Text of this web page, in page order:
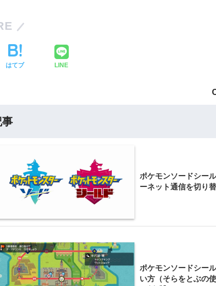
はてブ LINE
事
ポケモンソードシー
ーネット通信を切り
ポケモンソードシー
い方（そらをとぶの